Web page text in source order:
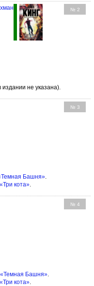
№ 2
издании не указана).
№ 3
Башня».
«Три кота».
№ 4
«Темная Башня»
«Три кота»